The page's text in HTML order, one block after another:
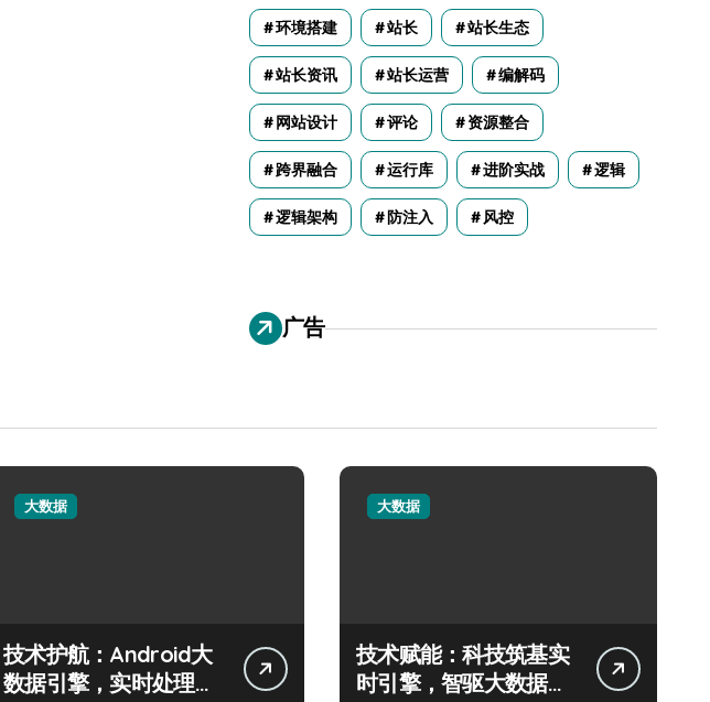
环境搭建 站长 站长生态
站长资讯 站长运营 编解码
网站设计 评论 资源整合
跨界融合 运行库 进阶实战 逻辑
逻辑架构 防注入 风控
广告
大数据
技术护航：Android大
数据引擎，实时处理引
大数据
技术赋能：科技筑基实
时引擎，智驱大数据秒